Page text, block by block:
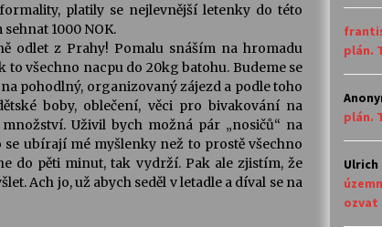
platily se nejlevnější letenky do této
1000 NOK.
odlet z Prahy! Pomalu snáším na hromadu
všechno nacpu do 20kg batohu. Budeme se
pohodlný, organizovaný zájezd a podle toho
boby, oblečení, věci pro bivakování na
Uživil bych možná pár „nosičů“ na
ubírají mé myšlenky než to prostě všechno
do pěti minut, tak vydrží. Pak ale zjistím, že
Ach jo, už abych seděl v letadle a díval se na
plán.
plán.
Ulrich
ozvat